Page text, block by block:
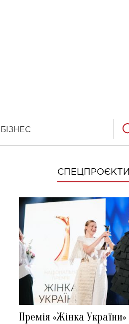
БІЗНЕС
СПЕЦПРОЄКТИ
Премія «Жінка України»